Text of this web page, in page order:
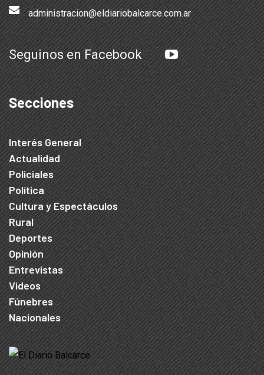
administracion@eldiariobalcarce.com.ar
Seguinos en Facebook
Secciones
Interés General
Actualidad
Policiales
Política
Cultura y Espectáculos
Rural
Deportes
Opinión
Entrevistas
Videos
Fúnebres
Nacionales